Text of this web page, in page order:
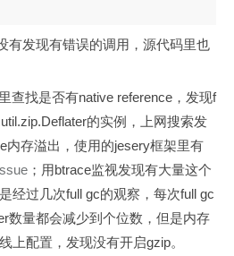
有发现有错误的调用，源代码里也
里查找是否有native reference ，发现f
的实例，上网搜索发
内存溢出，使用的jesery框架里有
；用btrace监视发现有大量这个
经过几次full gc的观察，每次full gc
数量都会减少到个位数，但是内存
上配置，发现没有开启gzip。